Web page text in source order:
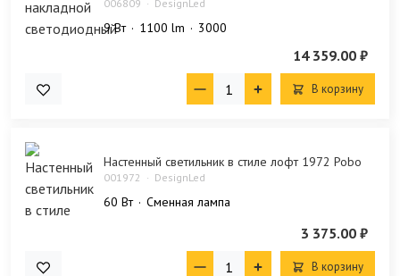
006809 DesignLed
9 Bт 1100 lm 3000
14 359.00 ₽
В корзину
Настенный светильник в стиле лофт 1972 Pobo
001972 DesignLed
60 Bт Сменная лампа
3 375.00 ₽
В корзину